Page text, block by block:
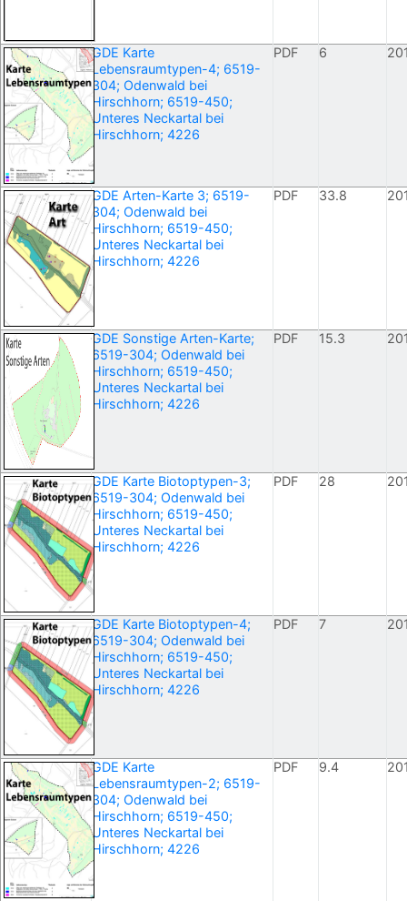
GDE Karte
Lebensraumtypen-4; 6519-
304; Odenwald bei
Hirschhorn; 6519-450;
Unteres Neckartal bei
Hirschhorn; 4226
PDF 6
GDE Arten-Karte 3; 6519-
304; Odenwald bei
Hirschhorn; 6519-450;
Unteres Neckartal bei
Hirschhorn; 4226
PDF 33.8
GDE Sonstige Arten-Karte;
6519-304; Odenwald bei
Hirschhorn; 6519-450;
Unteres Neckartal bei
Hirschhorn; 4226
PDF 15.3
GDE Karte Biotoptypen-3;
6519-304; Odenwald bei
Hirschhorn; 6519-450;
Unteres Neckartal bei
Hirschhorn; 4226
PDF 28
GDE Karte Biotoptypen-4;
6519-304; Odenwald bei
Hirschhorn; 6519-450;
Unteres Neckartal bei
Hirschhorn; 4226
PDF 7
GDE Karte
Lebensraumtypen-2; 6519-
304; Odenwald bei
Hirschhorn; 6519-450;
Unteres Neckartal bei
Hirschhorn; 4226
PDF 9.4